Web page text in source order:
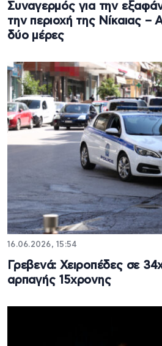
Συναγερμός για την
την περιοχή της Νίκαιας –
δύο μέρες
16.06.2026, 15:54
Γρεβενά: Χειροπέδες σε
αρπαγής 15χρονης